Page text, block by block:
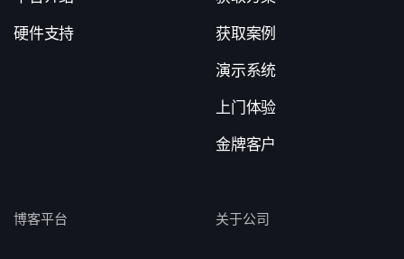
硬件支持 获取案例
演示系统
上门体验
金牌客户
博客平台 关于公司